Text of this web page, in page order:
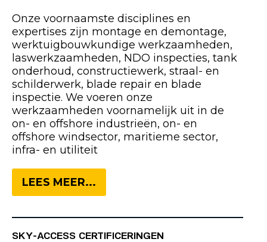
Onze voornaamste disciplines en
expertises zijn montage en demontage,
werktuigbouwkundige werkzaamheden,
laswerkzaamheden, NDO inspecties, tank
onderhoud, constructiewerk, straal- en
schilderwerk, blade repair en blade
inspectie. We voeren onze
werkzaamheden voornamelijk uit in de
on- en offshore industrieën, on- en
offshore windsector, maritieme sector,
infra- en utiliteit
LEES MEER...
SKY-ACCESS CERTIFICERINGEN